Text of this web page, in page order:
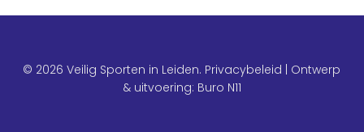
© 2026 Veilig Sporten in Leiden. Privacybeleid | Ontwerp
& uitvoering: Buro N11